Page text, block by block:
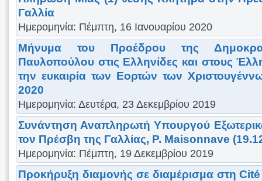
Γαλλία
Ημερομηνία: Πέμπτη, 16 Ιανουαρίου 2020
Μήνυμα του Προέδρου της
Παυλοπούλου στις Ελληνίδες και στους
την ευκαιρία των Εορτών των
2020
Ημερομηνία: Δευτέρα, 23 Δεκεμβρίου 2019
Συνάντηση Αναπληρωτή Υπουργού
τον Πρέσβη της Γαλλίας, P. Maisonnave
Ημερομηνία: Πέμπτη, 19 Δεκεμβρίου 2019
Προκήρυξη διαμονής σε διαμέρισμα στη